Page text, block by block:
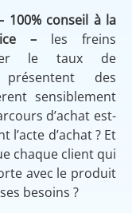
conseil à la
– les freins
le taux de
des
sensiblement
d’achat est-
d’achat ? Et
chaque client qui
avec le produit
besoins ?